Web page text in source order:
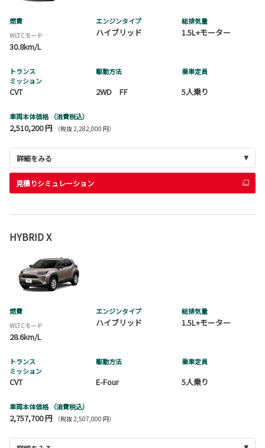
燃費
WLTCモード
30.8km/L
エンジンタイプ
ハイブリッド
総排気量
1.5L+モーター
トランス
ミッション
CVT
駆動方法
2WD FF
乗車定員
5人乗り
車両本体価格 （消費税込）
2,510,200 円 （税抜 2,282,000 円）
詳細をみる
見積りシミュレーション
HYBRID X
燃費
WLTCモード
28.6km/L
エンジンタイプ
ハイブリッド
総排気量
1.5L+モーター
トランス
ミッション
CVT
駆動方法
E-Four
乗車定員
5人乗り
車両本体価格 （消費税込）
2,757,700 円 （税抜 2,507,000 円）